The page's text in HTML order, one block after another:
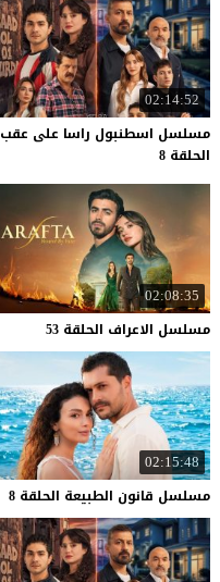
02:14:52
مسلسل اسطنبول راسا على عقب
الحلقة 8
02:08:35
مسلسل الاعراف الحلقة 53
02:15:48
مسلسل قانون الطبيعة الحلقة 8